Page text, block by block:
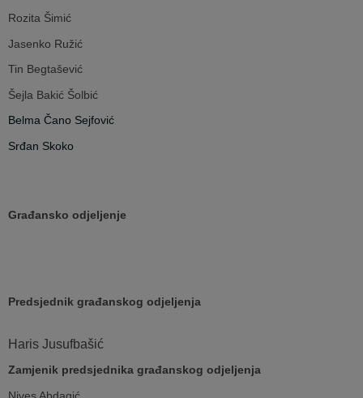
Rozita Šimić
Jasenko Ružić
Tin Begtašević
Šejla Bakić Šolbić
Belma Čano Sejfović
Srđan Skoko
Građansko odjeljenje
Predsjednik građanskog odjeljenja
Haris Jusufbašić
Zamjenik predsjednika građanskog odjeljenja